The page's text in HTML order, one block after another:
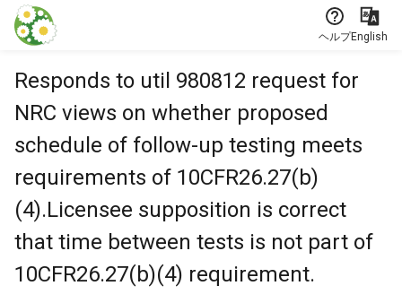
本文に飛ぶ
ヘルプEnglish
Responds to util 980812 request for
NRC views on whether proposed
schedule of follow-up testing meets
requirements of 10CFR26.27(b)
(4).Licensee supposition is correct
that time between tests is not part of
10CFR26.27(b)(4) requirement.